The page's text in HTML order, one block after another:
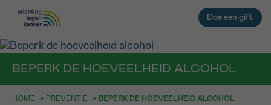
Doe een gift
BEPERK DE HOEVEELHEID ALCOHOL
HOME > PREVENTIE > BEPERK DE HOEVEELHEID ALCOHOL
EMAIL
TERUG